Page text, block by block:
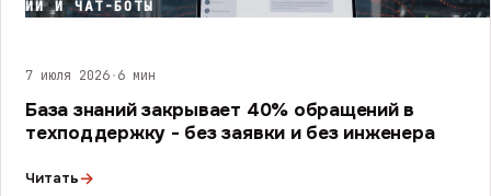
ИИ И ЧАТ-БОТЫ
7 июля 2026·6 мин
База знаний закрывает 40% обращений в
техподдержку - без заявки и без инженера
Читать→